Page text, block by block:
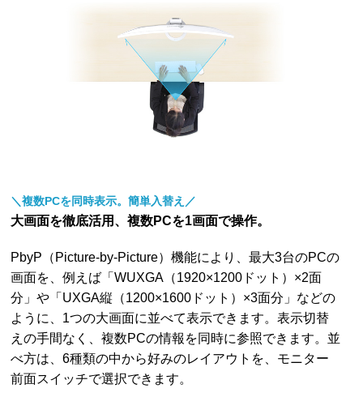
＼複数PCを同時表示。簡単入替え／
大画面を徹底活用、複数PCを1画面で操作。
PbyP（Picture-by-Picture）機能により、最大3台のPCの
画面を、例えば「WUXGA（1920×1200ドット）×2面
分」や「UXGA縦（1200×1600ドット）×3面分」などの
ように、1つの大画面に並べて表示できます。表示切替
えの手間なく、複数PCの情報を同時に参照できます。並
べ方は、6種類の中から好みのレイアウトを、モニター
前面スイッチで選択できます。